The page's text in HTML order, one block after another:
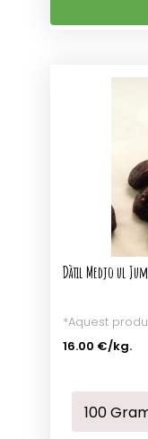
Dàtil Medjo ul
*Aquest
16.00 €/kg.